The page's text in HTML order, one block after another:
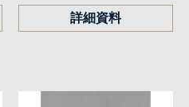
詳細資料